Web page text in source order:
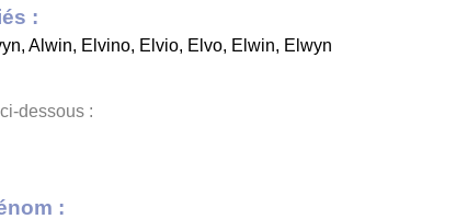
:
, Alwin, Elvino, Elvio, Elvo, Elwin, Elwyn
dessous :
: